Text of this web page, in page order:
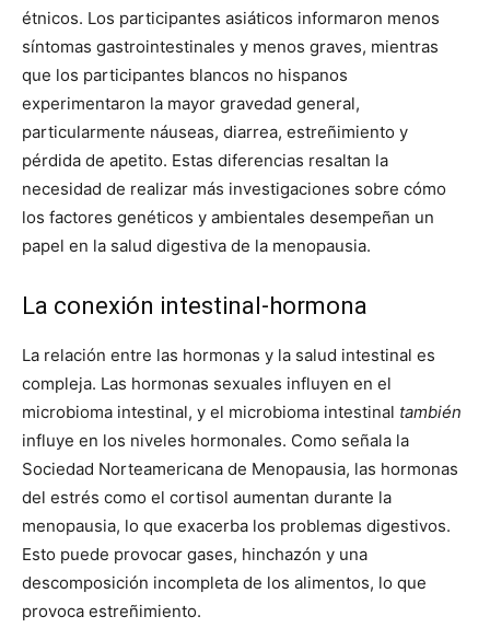
étnicos. Los participantes asiáticos informaron menos
síntomas gastrointestinales y menos graves, mientras
que los participantes blancos no hispanos
experimentaron la mayor gravedad general,
particularmente náuseas, diarrea, estreñimiento y
pérdida de apetito. Estas diferencias resaltan la
necesidad de realizar más investigaciones sobre cómo
los factores genéticos y ambientales desempeñan un
papel en la salud digestiva de la menopausia.
La conexión intestinal-hormona
La relación entre las hormonas y la salud intestinal es
compleja. Las hormonas sexuales influyen en el
microbioma intestinal, y el microbioma intestinal también
influye en los niveles hormonales. Como señala la
Sociedad Norteamericana de Menopausia, las hormonas
del estrés como el cortisol aumentan durante la
menopausia, lo que exacerba los problemas digestivos.
Esto puede provocar gases, hinchazón y una
descomposición incompleta de los alimentos, lo que
provoca estreñimiento.